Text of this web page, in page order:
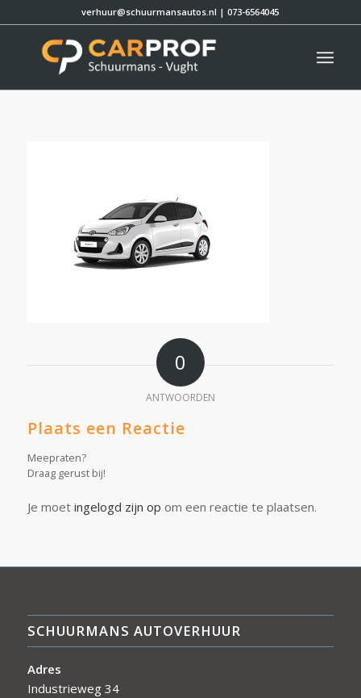
verhuur@schuurmansautos.nl |073-6564045
0
ANTWOORDEN
Plaats een Reactie
Meepraten?
Draag gerust bij!
Je moet ingelogd zijn op om een reactie te plaatsen.
SCHUURMANS AUTOVERHUUR
Adres
Industrieweg 34